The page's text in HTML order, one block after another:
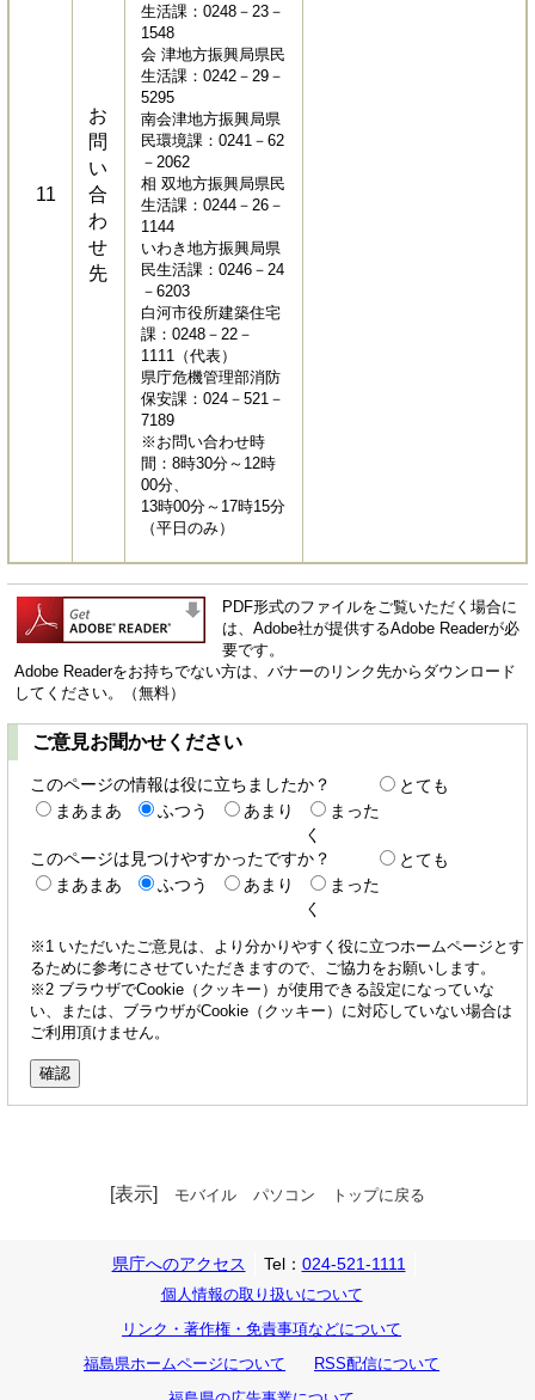
11
お
問
い
合
わ
せ
先
生活課：0248－23－
1548
会 津地方振興局県民
生活課：0242－29－
5295
南会津地方振興局県
民環境課：0241－62
－2062
相 双地方振興局県民
生活課：0244－26－
1144
いわき地方振興局県
民生活課：0246－24
－6203
白河市役所建築住宅
課：0248－22－
1111（代表）
県庁危機管理部消防
保安課：024－521－
7189
※お問い合わせ時
間：8時30分～12時
00分、
13時00分～17時15分
（平日のみ）
PDF形式のファイルをご覧いただく場合に
は、Adobe社が提供するAdobe Readerが必
要です。
Adobe Readerをお持ちでない方は、バナーのリンク先からダウンロード
してください。（無料）
ご意見お聞かせください
このページの情報は役に立ちましたか？
とても
まあまあ
ふつう あまり
まった
く
このページは見つけやすかったですか？
とても
まあまあ
ふつう あまり
まった
く
※1 いただいたご意見は、より分かりやすく役に立つホームページとす
るために参考にさせていただきますので、ご協力をお願いします。
※2 ブラウザでCookie（クッキー）が使用できる設定になっていな
い、または、ブラウザがCookie（クッキー）に対応していない場合は
ご利用頂けません。
[表示] モバイル パソコン トップに戻る
県庁へのアクセス Tel： 024-521-1111
個人情報の取り扱いについて
リンク・著作権・免責事項などについて
福島県ホームページについて
RSS配信について